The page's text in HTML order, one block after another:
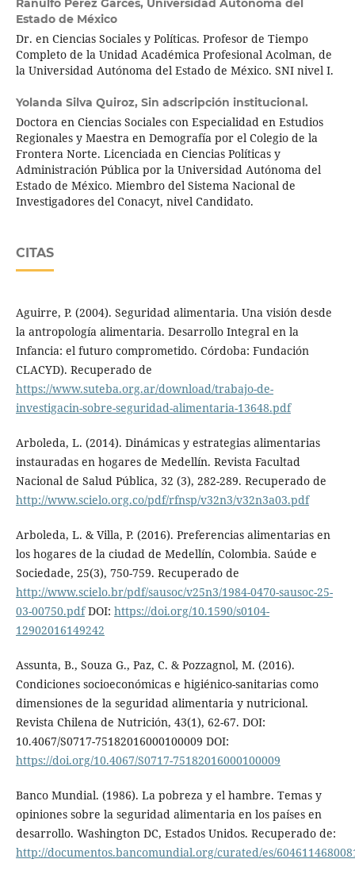
Ranulfo Pérez Garcés, Universidad Autónoma del
Estado de México
Dr. en Ciencias Sociales y Políticas. Profesor de Tiempo
Completo de la Unidad Académica Profesional Acolman, de
la Universidad Autónoma del Estado de México. SNI nivel I.
Yolanda Silva Quiroz, Sin adscripción institucional.
Doctora en Ciencias Sociales con Especialidad en Estudios
Regionales y Maestra en Demografía por el Colegio de la
Frontera Norte. Licenciada en Ciencias Políticas y
Administración Pública por la Universidad Autónoma del
Estado de México. Miembro del Sistema Nacional de
Investigadores del Conacyt, nivel Candidato.
CITAS
Aguirre, P. (2004). Seguridad alimentaria. Una visión desde
la antropología alimentaria. Desarrollo Integral en la
Infancia: el futuro comprometido. Córdoba: Fundación
CLACYD). Recuperado de
https://www.suteba.org.ar/download/trabajo-de-
investigacin-sobre-seguridad-alimentaria-13648.pdf
Arboleda, L. (2014). Dinámicas y estrategias alimentarias
instauradas en hogares de Medellín. Revista Facultad
Nacional de Salud Pública, 32 (3), 282-289. Recuperado de
http://www.scielo.org.co/pdf/rfnsp/v32n3/v32n3a03.pdf
Arboleda, L. & Villa, P. (2016). Preferencias alimentarias en
los hogares de la ciudad de Medellín, Colombia. Saúde e
Sociedade, 25(3), 750-759. Recuperado de
http://www.scielo.br/pdf/sausoc/v25n3/1984-0470-sausoc-25-
03-00750.pdfDOI: https://doi.org/10.1590/s0104-
12902016149242
Assunta, B., Souza G., Paz, C. & Pozzagnol, M. (2016).
Condiciones socioeconómicas e higiénico-sanitarias como
dimensiones de la seguridad alimentaria y nutricional.
Revista Chilena de Nutrición, 43(1), 62-67. DOI:
10.4067/S0717-75182016000100009 DOI:
https://doi.org/10.4067/S0717-75182016000100009
Banco Mundial. (1986). La pobreza y el hambre. Temas y
opiniones sobre la seguridad alimentaria en los países en
desarrollo. Washington DC, Estados Unidos. Recuperado de:
http://documentos.bancomundial.org/curated/es/